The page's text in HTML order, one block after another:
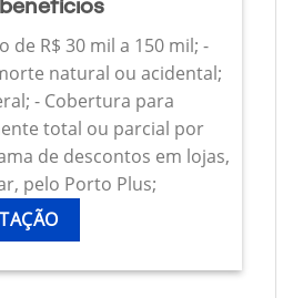
de R$ 30 mil a 150 mil; -
natural ou acidental;
- Cobertura para
total ou parcial por
de descontos em lojas,
pelo Porto Plus;